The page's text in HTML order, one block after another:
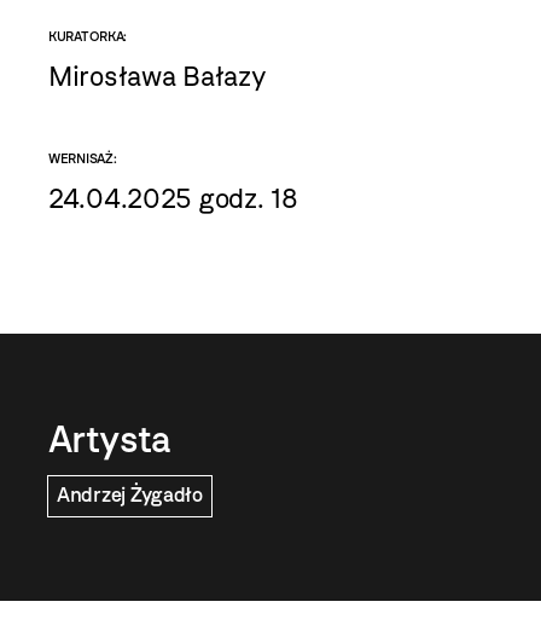
KURATORKA:
Mirosława Bałazy
WERNISAŻ:
24.04.2025 godz. 18
Artysta
Andrzej Żygadło